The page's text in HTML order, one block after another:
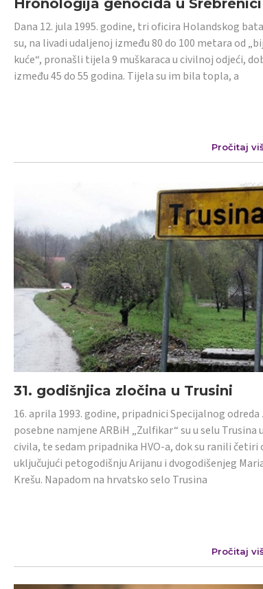
Dana 12. jula 1995. godine, tri oficira Holandskog
su, na livadi udaljenoj između 80 do 100 metara od
kuće“, pronašli tijela 9 muškaraca u civilnoj odjeći,
između 45 do 55 godina. Tijela su im bila topla, a
Pročitaj
31. godišnjica zločina u Trusini
16. aprila 1993. godine, pripadnici Specijalnog odreda
posebne namjene ARBiH „Zulfikar“ su u selu Trusina
civila, te sedam pripadnika HVO-a, dok su ranili četiri
uključujući petogodišnju Arijanu i dvogodišenjeg
Krešu. Napadom na hrvatsko selo Trusina
Pročitaj